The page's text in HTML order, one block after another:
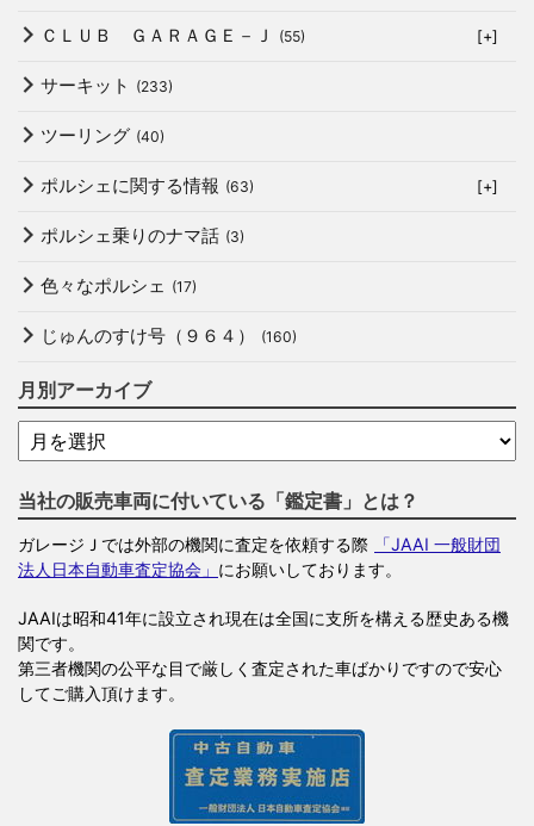
ＣＬＵＢ ＧＡＲＡＧＥ－Ｊ (55) [+]
サーキット (233)
ツーリング (40)
ポルシェに関する情報 (63) [+]
ポルシェ乗りのナマ話 (3)
色々なポルシェ (17)
じゅんのすけ号（９６４） (160)
月別アーカイブ
当社の販売車両に付いている「鑑定書」とは？
ガレージＪでは外部の機関に査定を依頼する際
「JAAI 一般財団
法人日本自動車査定協会」 にお願いしております。
JAAIは昭和41年に設立され現在は全国に支所を構える歴史ある機
関です。
第三者機関の公平な目で厳しく査定された車ばかりですので安心
してご購入頂けます。